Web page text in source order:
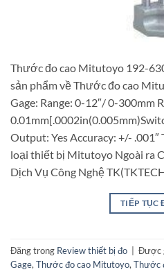
Thước đo cao Mitutoyo 192-
sản phẩm về Thước đo cao
Gage: Range: 0-12″/ 0-300mm
Output: Yes Accuracy: +/- .001″
loại thiết bị Mitutoyo Ngoài ra
Dịch Vụ Công Nghệ
TIẾP TỤC
Đăng trong Review thiết bị đo Được
Gage, Thước đo cao Mitutoyo, Thước